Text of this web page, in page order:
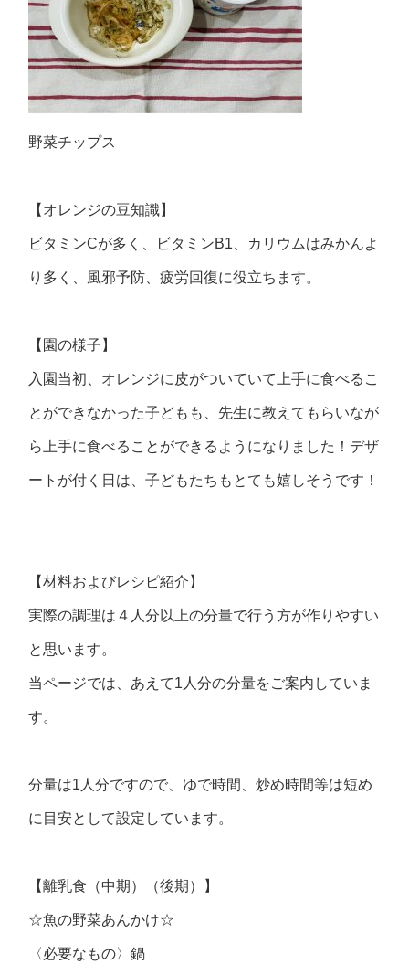
野菜チップス
【オレンジの豆知識】
ビタミンCが多く、ビタミンB1、カリウムはみかんよ
り多く、風邪予防、疲労回復に役立ちます。
【園の様子】
入園当初、オレンジに皮がついていて上手に食べるこ
とができなかった子どもも、先生に教えてもらいなが
ら上手に食べることができるようになりました！デザ
ートが付く日は、子どもたちもとても嬉しそうです！
【材料およびレシピ紹介】
実際の調理は４人分以上の分量で行う方が作りやすい
と思います。
当ページでは、あえて1人分の分量をご案内していま
す。
分量は1人分ですので、ゆで時間、炒め時間等は短め
に目安として設定しています。
【離乳食（中期）（後期）】
☆魚の野菜あんかけ☆
〈必要なもの〉鍋